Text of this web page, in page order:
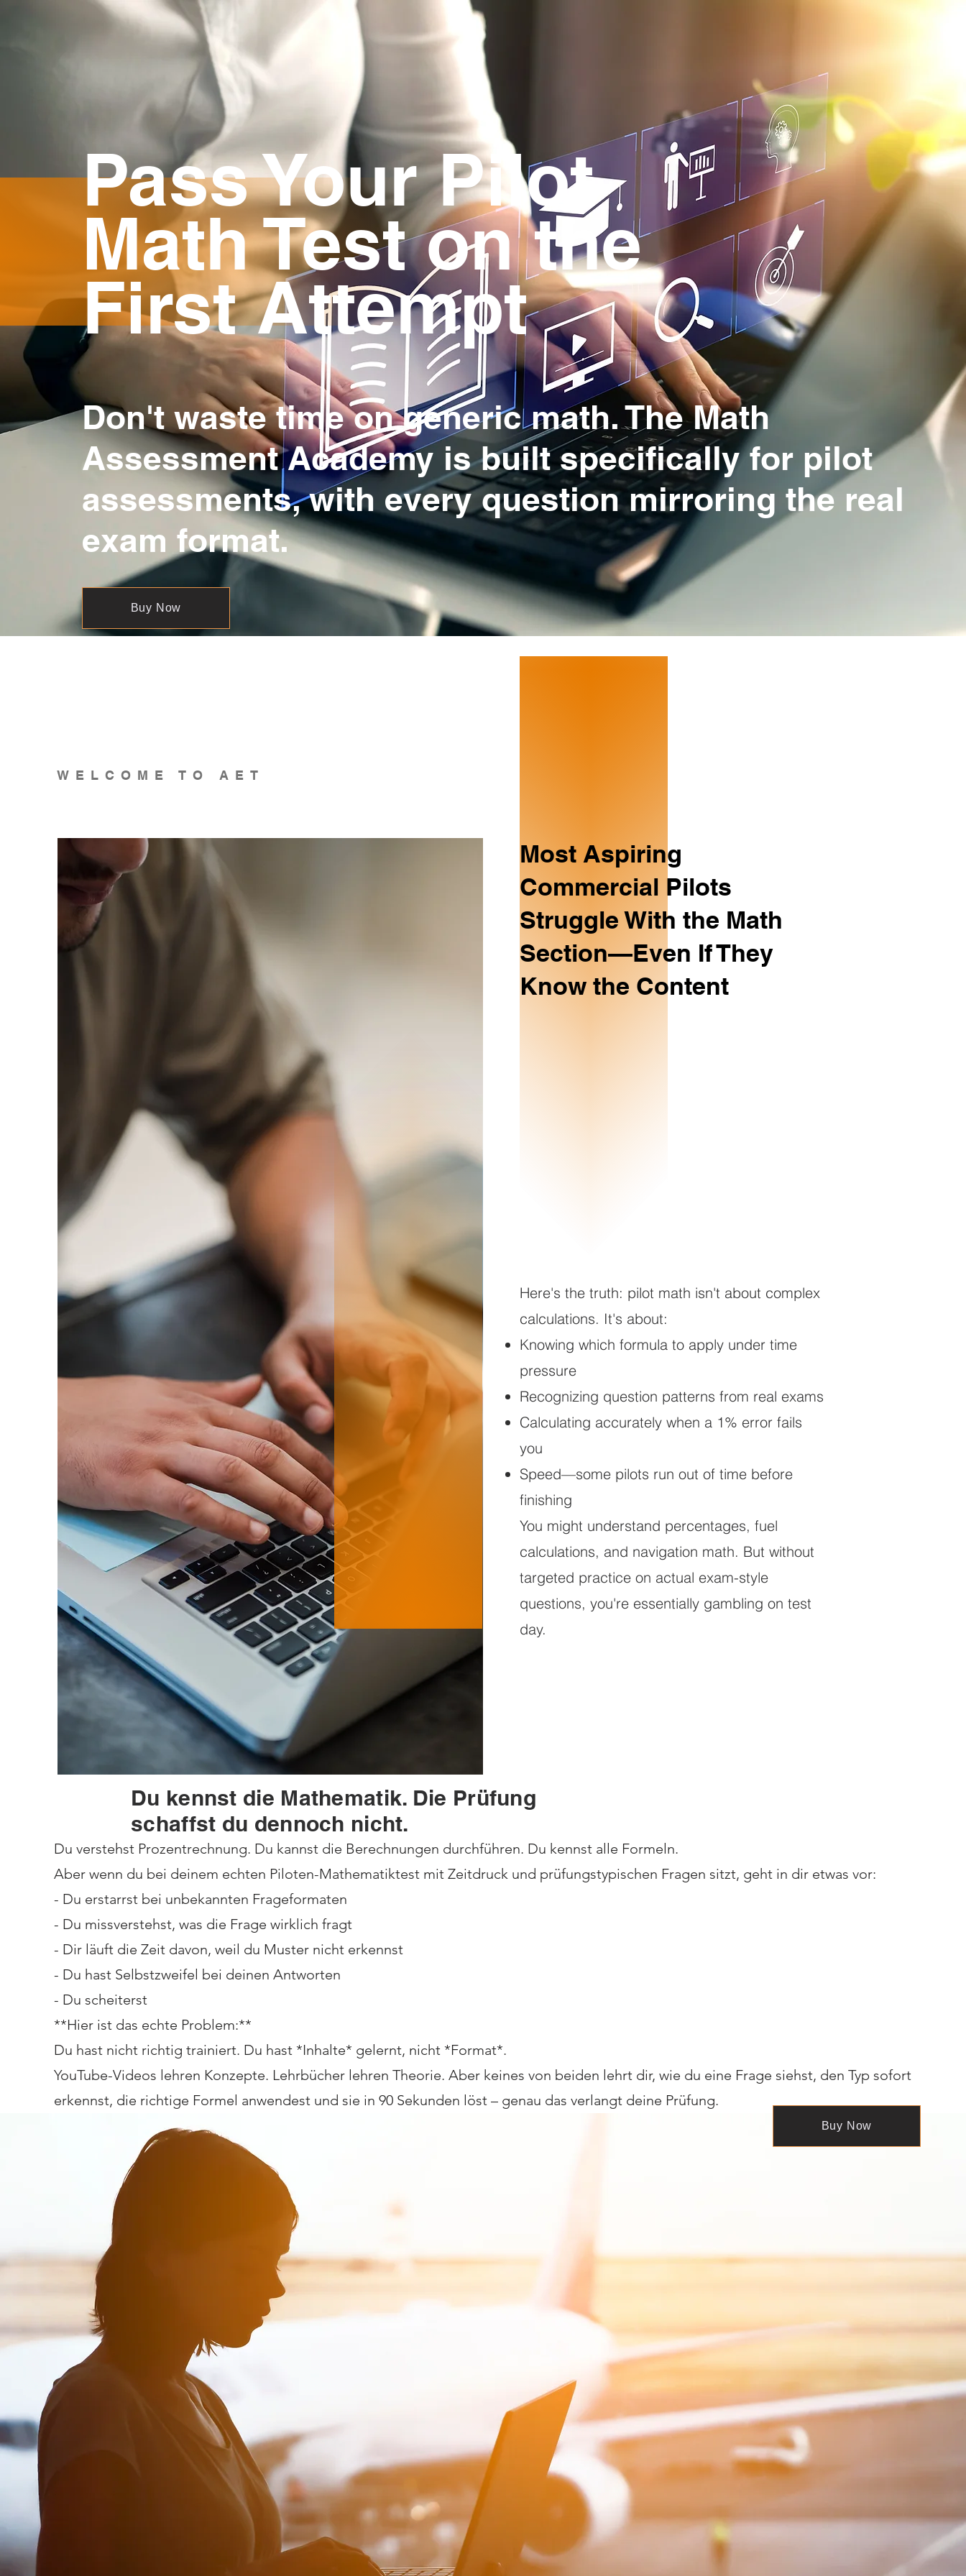
Pass Your Pilot
Math Test on the
First Attempt
Don't waste time on generic math. The Math
Assessment Academy is built specifically for pilot
assessments, with every question mirroring the real
exam format.
Buy Now
WELCOME TO AET
Most Aspiring
Commercial Pilots
Struggle With the Math
Section—Even If They
Know the Content
Here's the truth: pilot math isn't about complex
calculations. It's about:
Knowing which formula to apply under time
pressure
Recognizing question patterns from real exams
Calculating accurately when a 1% error fails
you
Speed—some pilots run out of time before
finishing
You might understand percentages, fuel
calculations, and navigation math. But without
targeted practice on actual exam-style
questions, you're essentially gambling on test
day.
Du kennst die Mathematik. Die Prüfung
schaffst du dennoch nicht.
Du verstehst Prozentrechnung. Du kannst die Berechnungen durchführen. Du kennst alle Formeln.
Aber wenn du bei deinem echten Piloten-Mathematiktest mit Zeitdruck und prüfungstypischen Fragen sitzt, geht in dir etwas vor:
- Du erstarrst bei unbekannten Frageformaten
- Du missverstehst, was die Frage wirklich fragt
- Dir läuft die Zeit davon, weil du Muster nicht erkennst
- Du hast Selbstzweifel bei deinen Antworten
- Du scheiterst
**Hier ist das echte Problem:**
Du hast nicht richtig trainiert. Du hast *Inhalte* gelernt, nicht *Format*.
YouTube-Videos lehren Konzepte. Lehrbücher lehren Theorie. Aber keines von beiden lehrt dir, wie du eine Frage siehst, den Typ sofort
erkennst, die richtige Formel anwendest und sie in 90 Sekunden löst – genau das verlangt deine Prüfung.
Das ist die Lücke. Das ist das, was Piloten am Prüfungstag scheitern lässt.
Buy Now